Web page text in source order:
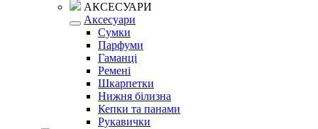
АКСЕСУАРИ
Аксесуари
Сумки
Парфуми
Гаманці
Ремені
Шкарпетки
Нижня білизна
Кепки та панами
Рукавички